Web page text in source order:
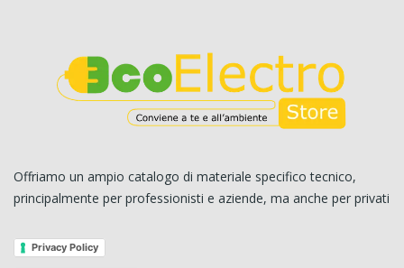
Offriamo un ampio catalogo di materiale specifico tecnico,
principalmente per professionisti e aziende, ma anche per privati
Privacy Policy